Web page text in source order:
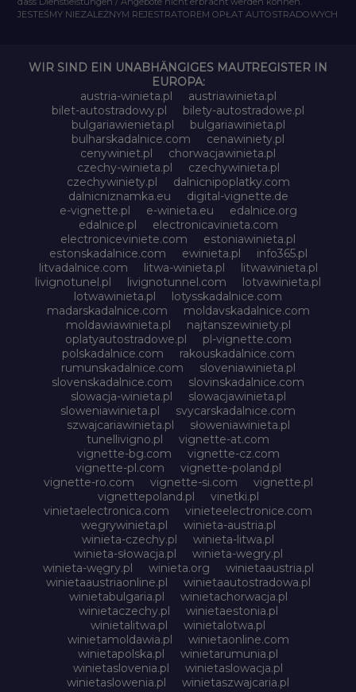
JESTEŚMY NIEZALEŻNYM REJESTRATOREM OPŁAT AUTOSTRADOWYCH
WIR SIND EIN UNABHÄNGIGES MAUTREGISTER IN
EUROPA:
austria-winieta.pl
austriawinieta.pl
bilet-autostradowy.pl
bilety-autostradowe.pl
bulgariawienieta.pl
bulgariawinieta.pl
bulharskadalnice.com
cenawiniety.pl
cenywiniet.pl
chorwacjawinieta.pl
czechy-winieta.pl
czechywinieta.pl
czechywiniety.pl
dalnicnipoplatky.com
dalnicniznamka.eu
digital-vignette.de
e-vignette.pl
e-winieta.eu
edalnice.org
edalnice.pl
electronicavinieta.com
electroniceviniete.com
estoniawinieta.pl
estonskadalnice.com
ewinieta.pl
info365.pl
litvadalnice.com
litwa-winieta.pl
litwawinieta.pl
livignotunel.pl
livignotunnel.com
lotvawinieta.pl
lotwawinieta.pl
lotysskadalnice.com
madarskadalnice.com
moldavskadalnice.com
moldawiawinieta.pl
najtanszewiniety.pl
oplatyautostradowe.pl
pl-vignette.com
polskadalnice.com
rakouskadalnice.com
rumunskadalnice.com
sloveniawinieta.pl
slovenskadalnice.com
slovinskadalnice.com
slowacja-winieta.pl
slowacjawinieta.pl
sloweniawinieta.pl
svycarskadalnice.com
szwajcariawinieta.pl
słoweniawinieta.pl
tunellivigno.pl
vignette-at.com
vignette-bg.com
vignette-cz.com
vignette-pl.com
vignette-poland.pl
vignette-ro.com
vignette-si.com
vignette.pl
vignettepoland.pl
vinetki.pl
vinietaelectronica.com
vinieteelectronice.com
wegrywinieta.pl
winieta-austria.pl
winieta-czechy.pl
winieta-litwa.pl
winieta-słowacja.pl
winieta-wegry.pl
winieta-węgry.pl
winieta.org
winietaaustria.pl
winietaaustriaonline.pl
winietaautostradowa.pl
winietabulgaria.pl
winietachorwacja.pl
winietaczechy.pl
winietaestonia.pl
winietalitwa.pl
winietalotwa.pl
winietamoldawia.pl
winietaonline.com
winietapolska.pl
winietarumunia.pl
winietaslovenia.pl
winietaslowacja.pl
winietaslowenia.pl
winietaszwajcaria.pl